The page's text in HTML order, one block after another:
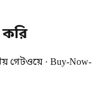
করি
গেটওয়ে · Buy-Now-